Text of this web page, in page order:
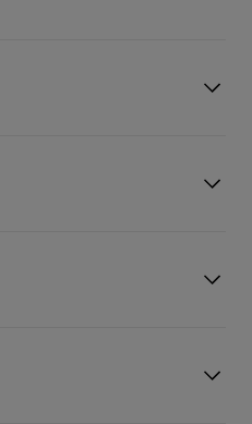
た印象を演出しました。
しくは製品のお手入れをご確
送料無料でお届けいたしま